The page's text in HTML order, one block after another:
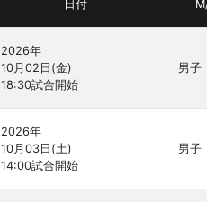
日付
2026年
10月02日(金)
男子
2026年
10月03日(土)
男子